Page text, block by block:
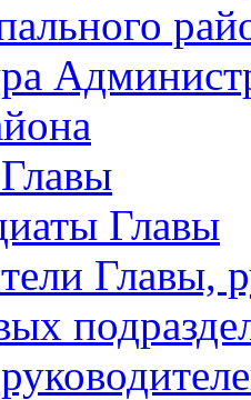
Главы
Главы,